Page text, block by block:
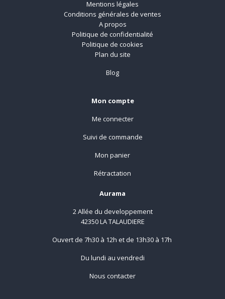
Mentions légales
Conditions générales de ventes
A propos
Politique de confidentialité
Politique de cookies
Plan du site
Blog
Mon compte
Me connecter
Suivi de commande
Mon panier
Rétractation
Aurama
2 Allée du developpement
42350 LA TALAUDIERE
Ouvert de 7h30 à 12h et de 13h30 à 17h
Du lundi au vendredi
Nous contacter